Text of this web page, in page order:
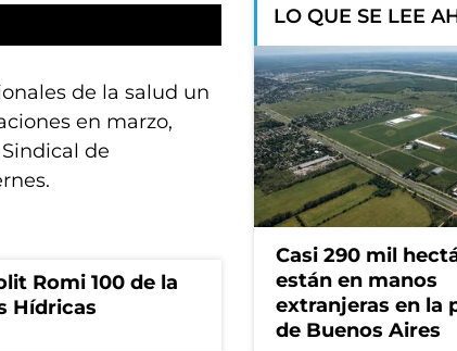
de la salud un
en marzo,
de
Romi 100 de la
Hídricas
LO QUE SE LEE
Casi 290 mil
están en manos
extranjeras en la
de Buenos Aires